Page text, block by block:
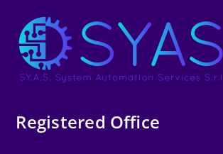
Registered Office